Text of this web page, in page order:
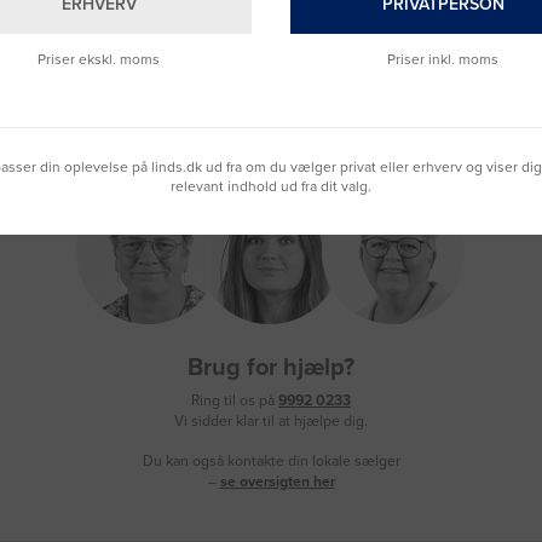
Brug for hjælp?
Ring til os på 9992 0233
Vi sidder klar til at hjælpe dig.
Du kan også kontakte din lokale sælger
– se oversigten her
ERHVERV
Priser ekskl. moms
PRIVATPERSON
Priser inkl. moms
din oplevelse på linds.dk ud fra om du vælger privat eller erhverv og viser
relevant indhold ud fra dit valg.